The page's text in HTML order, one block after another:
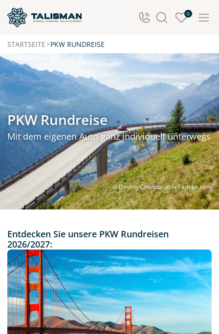
0
STARTSEITE PKW RUNDREISE
© Dmitriy Chistoprudov / adobe.com
PKW Rundreise
Mit dem eigenen Auto ganz individuell unterwegs
Entdecken Sie unsere PKW Rundreisen
2026/2027:
Neu